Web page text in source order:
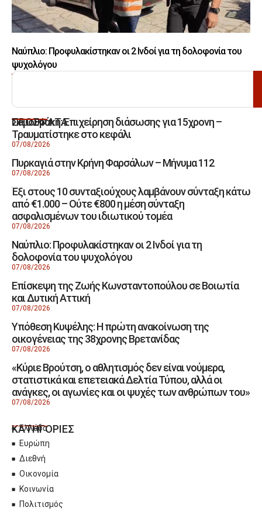
Ναύπλιο: Προφυλακίστηκαν οι 2 Ινδοί για τη δολοφονία του
ψυχολόγου
ΑΝΑΖΗΤΗΣΗ
ΠΡΟΣΦΑΤΑ
Σαμοθράκη: Επιχείρηση διάσωσης για 15χρονη –
Τραυματίστηκε στο κεφάλι
07/08/2026
Πυρκαγιά στην Κρήνη Φαρσάλων – Μήνυμα 112
07/08/2026
Έξι στους 10 συνταξιούχους λαμβάνουν σύνταξη κάτω
από €1.000 – Ούτε €800 η μέση σύνταξη
ασφαλισμένων του ιδιωτικού τομέα
07/08/2026
Ναύπλιο: Προφυλακίστηκαν οι 2 Ινδοί για τη
δολοφονία του ψυχολόγου
07/08/2026
Επίσκεψη της Ζωής Κωνσταντοπούλου σε Βοιωτία
και Δυτική Αττική
07/08/2026
Υπόθεση Κυψέλης: Η πρώτη ανακοίνωση της
οικογένειας της 38χρονης Βρετανίδας
07/08/2026
«Κύριε Βρούτση, ο αθλητισμός δεν είναι νούμερα,
στατιστικά και επετειακά Δελτία Τύπου, αλλά οι
ανάγκες, οι αγωνίες και οι ψυχές των ανθρώπων του»
07/08/2026
ΚΑΤΗΓΟΡΙΕΣ
Ελλάδα
Ευρώπη
Διεθνή
Οικονομία
Κοινωνία
Πολιτισμός